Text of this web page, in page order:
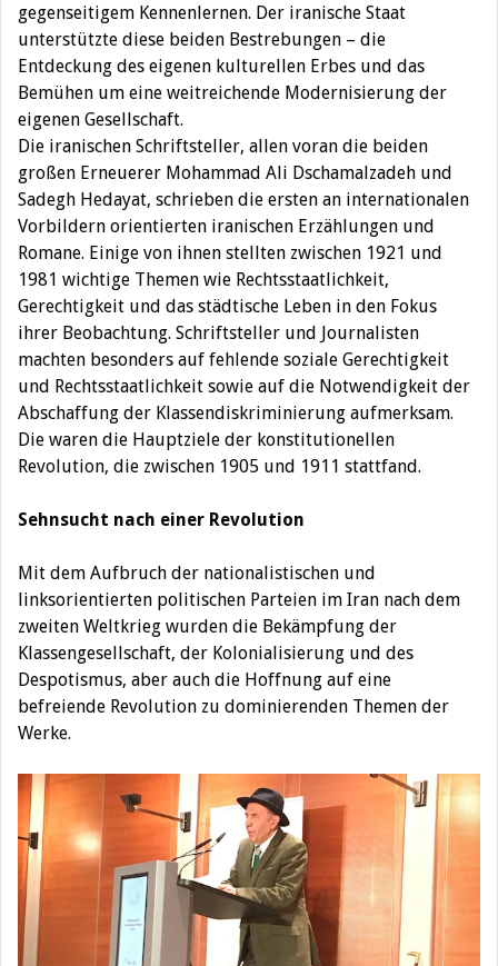
gegenseitigem Kennenlernen. Der iranische Staat
unterstützte diese beiden Bestrebungen – die
Entdeckung des eigenen kulturellen Erbes und das
Bemühen um eine weitreichende Modernisierung der
eigenen Gesellschaft.
Die iranischen Schriftsteller, allen voran die beiden
‌großen Erneuerer Mohammad Ali Dschamalzadeh und
Sadegh Hedayat, schrieben die ersten an internationalen
Vorbildern orientierten iranischen Erzählungen und
Romane. Einige von ihnen stellten zwischen 1921 und
1981 wichtige Themen wie Rechtsstaatlichkeit,
Gerechtigkeit und das städtische Leben in den Fokus
ihrer Beobachtung. Schriftsteller und Journalisten
machten besonders auf fehlende soziale Gerechtigkeit
und Rechtsstaatlichkeit sowie auf die Notwendigkeit der
Abschaffung der Klassendiskriminierung aufmerksam.
Die waren die Hauptziele der konstitutionellen
Revolution, die zwischen 1905 und 1911 stattfand.
Sehnsucht nach einer Revolution
Mit dem Aufbruch der nationalistischen und
linksorientierten politischen Parteien im Iran nach dem
zweiten Weltkrieg wurden die Bekämpfung der
Klassengesellschaft, der Kolonialisierung und des
Despotismus, aber auch die Hoffnung auf eine
befreiende Revolution zu dominierenden Themen der
Werke.